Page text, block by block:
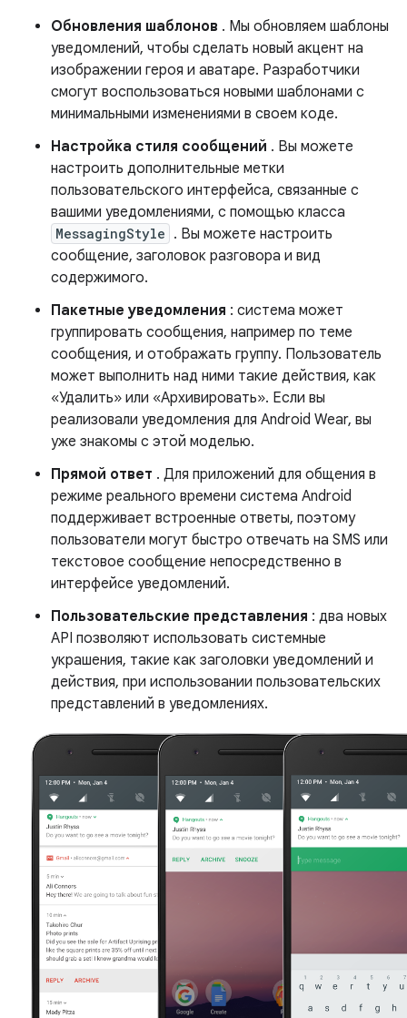
Обновления шаблонов . Мы обновляем шаблоны
уведомлений, чтобы сделать новый акцент на
изображении героя и аватаре. Разработчики
смогут воспользоваться новыми шаблонами с
минимальными изменениями в своем коде.
Настройка стиля сообщений . Вы можете
настроить дополнительные метки
пользовательского интерфейса, связанные с
вашими уведомлениями, с помощью класса
MessagingStyle . Вы можете настроить
сообщение, заголовок разговора и вид
содержимого.
Пакетные уведомления : система может
группировать сообщения, например по теме
сообщения, и отображать группу. Пользователь
может выполнить над ними такие действия, как
«Удалить» или «Архивировать». Если вы
реализовали уведомления для Android Wear, вы
уже знакомы с этой моделью.
Прямой ответ . Для приложений для общения в
режиме реального времени система Android
поддерживает встроенные ответы, поэтому
пользователи могут быстро отвечать на SMS или
текстовое сообщение непосредственно в
интерфейсе уведомлений.
Пользовательские представления : два новых
API позволяют использовать системные
украшения, такие как заголовки уведомлений и
действия, при использовании пользовательских
представлений в уведомлениях.